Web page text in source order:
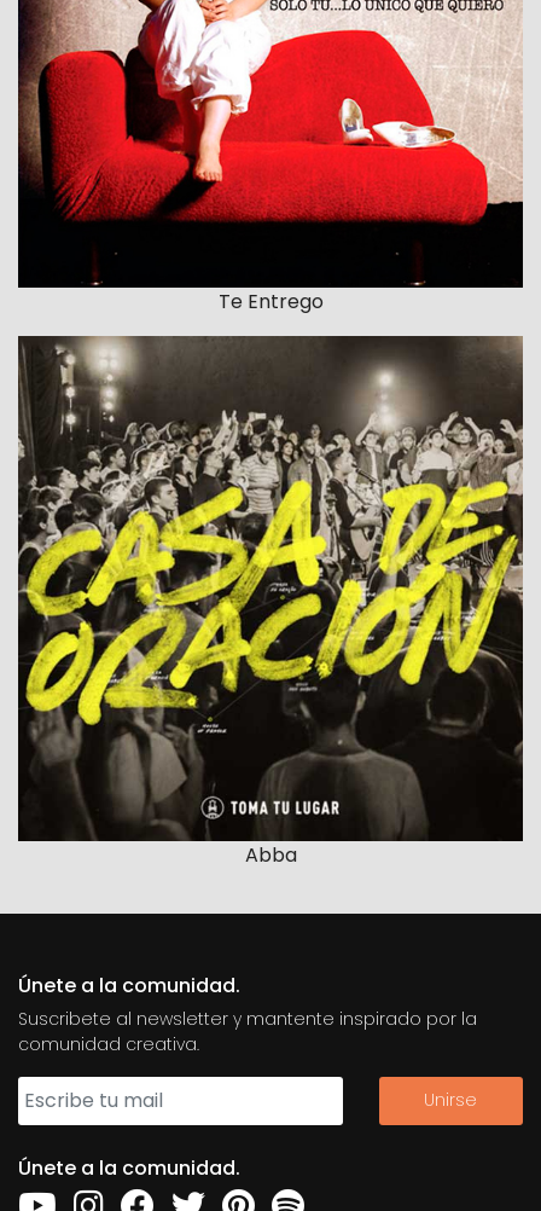
Te Entrego
Abba
Únete a la comunidad.
Suscribete al newsletter y mantente inspirado por la
comunidad creativa.
Únete a la comunidad.